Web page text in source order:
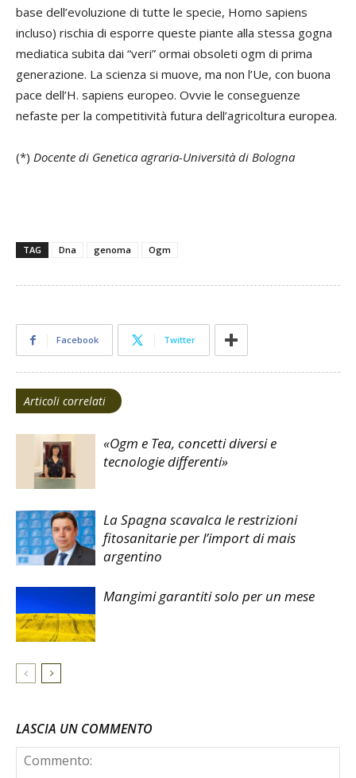
base dell’evoluzione di tutte le specie, Homo sapiens
incluso) rischia di esporre queste piante alla stessa gogna
mediatica subita dai “veri” ormai obsoleti ogm di prima
generazione. La scienza si muove, ma non l’Ue, con buona
pace dell’H. sapiens europeo. Ovvie le conseguenze
nefaste per la competitività futura dell’agricoltura europea.
(*) Docente di Genetica agraria-Università di Bologna
TAG Dna genoma Ogm
Facebook Twitter
Articoli correlati
«Ogm e Tea, concetti diversi e
tecnologie differenti»
La Spagna scavalca le restrizioni
fitosanitarie per l’import di mais
argentino
Mangimi garantiti solo per un mese
LASCIA UN COMMENTO